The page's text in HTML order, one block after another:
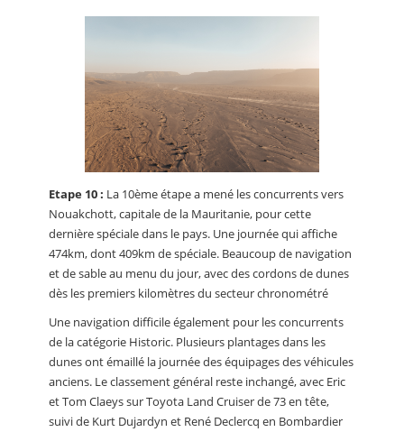
Etape 10 : La 10ème étape a mené les concurrents vers
Nouakchott, capitale de la Mauritanie, pour cette
dernière spéciale dans le pays. Une journée qui affiche
474km, dont 409km de spéciale. Beaucoup de navigation
et de sable au menu du jour, avec des cordons de dunes
dès les premiers kilomètres du secteur chronométré
Une navigation difficile également pour les concurrents
de la catégorie Historic. Plusieurs plantages dans les
dunes ont émaillé la journée des équipages des véhicules
anciens. Le classement général reste inchangé, avec Eric
et Tom Claeys sur Toyota Land Cruiser de 73 en tête,
suivi de Kurt Dujardyn et René Declercq en Bombardier